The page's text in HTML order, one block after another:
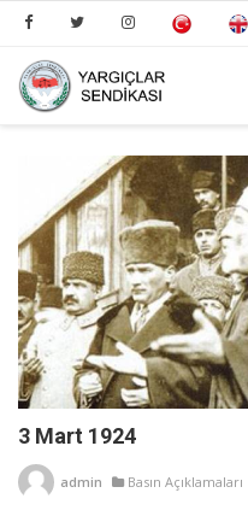
3 Mart 1924
admin Basın Açıklamaları